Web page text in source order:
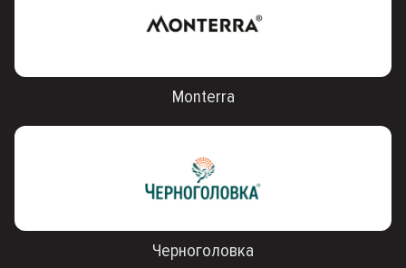
Monterra
Черноголовка